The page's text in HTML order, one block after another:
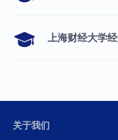
关于我们